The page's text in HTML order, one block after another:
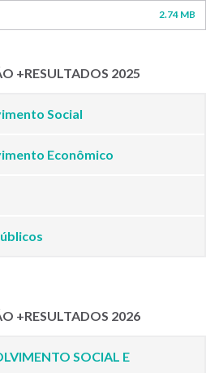
2.74 MB
+RESULTADOS 2025
Social
Econômico
+RESULTADOS 2026
SOCIAL E